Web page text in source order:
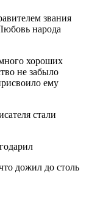
звания
народа
хороших
не забыло
ему
стали
дожил до столь